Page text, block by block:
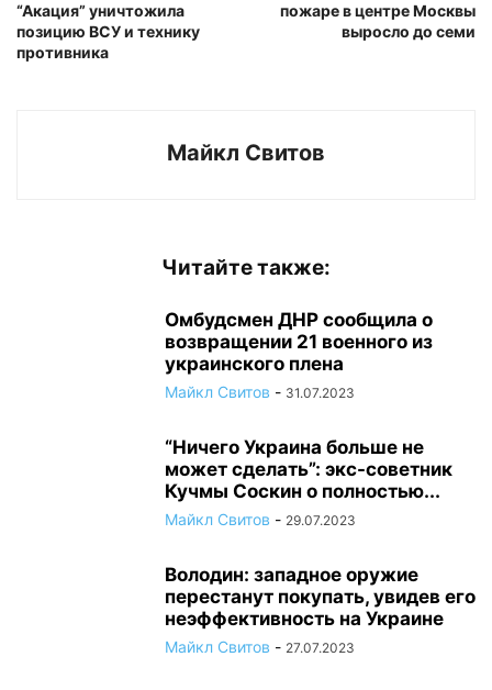
“Акация” уничтожила
позицию ВСУ и технику
противника
пожаре в центре Москвы
выросло до семи
Майкл Свитов
Читайте также:
Омбудсмен ДНР сообщила о
возвращении 21 военного из
украинского плена
Майкл Свитов - 31.07.2023
“Ничего Украина больше не
может сделать”: экс-советник
Кучмы Соскин о полностью...
Майкл Свитов - 29.07.2023
Володин: западное оружие
перестанут покупать, увидев его
неэффективность на Украине
Майкл Свитов - 27.07.2023